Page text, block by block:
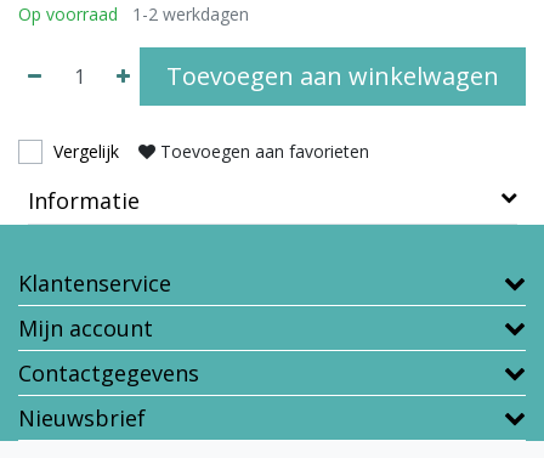
Op voorraad 1-2 werkdagen
Toevoegen aan winkelwagen
Vergelijk Toevoegen aan favorieten
Informatie
Klantenservice
Mijn account
Contactgegevens
Nieuwsbrief